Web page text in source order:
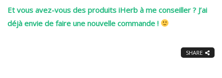
Et vous avez-vous des produits iHerb à me conseiller ? J’ai
déjà envie de faire une nouvelle commande !
SHARE